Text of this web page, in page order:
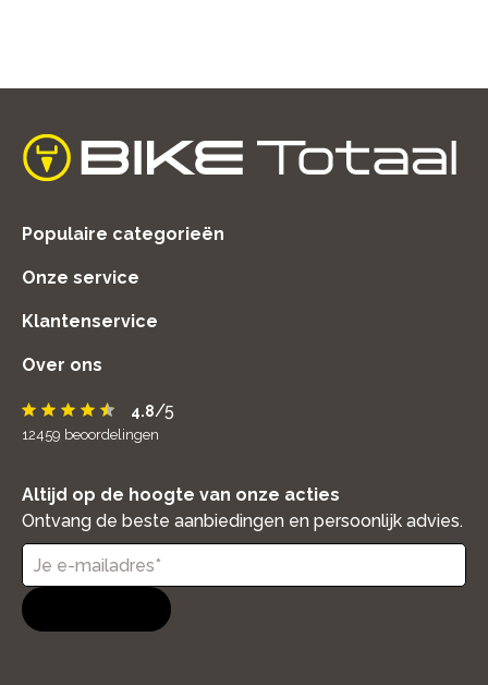
home
Populaire categorieën
Onze service
Klantenservice
Over ons
4.8/5
12459 beoordelingen
Altijd op de hoogte van onze acties
Ontvang de beste aanbiedingen en persoonlijk advies.